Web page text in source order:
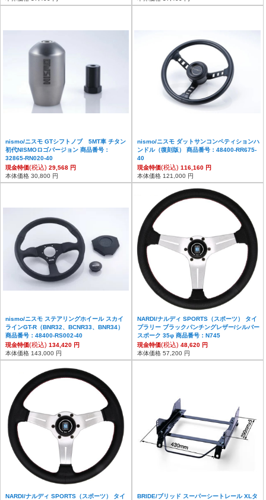
nismo/ニスモ GTシフトノブ 5MT車 チタン
初代NISMOロゴバージョン 商品番号：
32865-RN020-40
現金特価(税込) 29,568 円
本体価格 30,800 円
nismo/ニスモ ダットサンコンペティションハ
ンドル（復刻版） 商品番号：48400-RR675-
40
現金特価(税込) 116,160 円
本体価格 121,000 円
nismo/ニスモ ステアリングホイール スカイ
ラインGT-R（BNR32、BCNR33、BNR34）
商品番号：48400-RS002-40
現金特価(税込) 134,420 円
本体価格 143,000 円
NARDI/ナルディ SPORTS（スポーツ） タイ
プラリー ブラックパンチングレザー/シルバー
スポーク 35φ 商品番号：N745
現金特価(税込) 48,620 円
本体価格 57,200 円
NARDI/ナルディ SPORTS（スポーツ） タイ
BRIDE/ブリッド スーパーシートレール XLタ